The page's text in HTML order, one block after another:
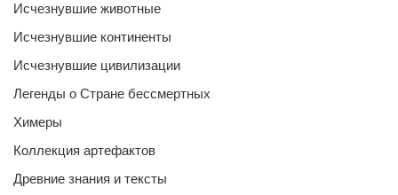
Исчезнувшие животные
Исчезнувшие континенты
Исчезнувшие цивилизации
Легенды о Стране бессмертных
Химеры
Коллекция артефактов
Древние знания и тексты